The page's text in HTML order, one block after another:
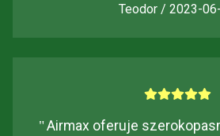
Teodor / 2023-
"Airmax oferuje